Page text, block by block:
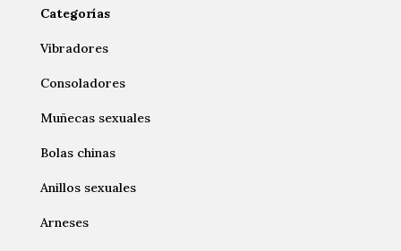
Categorías
Vibradores
Consoladores
Muñecas sexuales
Bolas chinas
Anillos sexuales
Arneses